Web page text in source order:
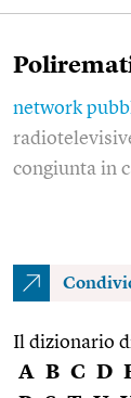
network
congiunta in
Il dizionario
A B C D